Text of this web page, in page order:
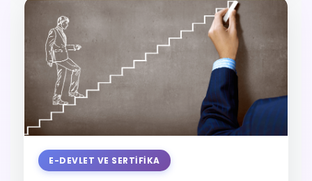
E-DEVLET VE SERTIFIKA